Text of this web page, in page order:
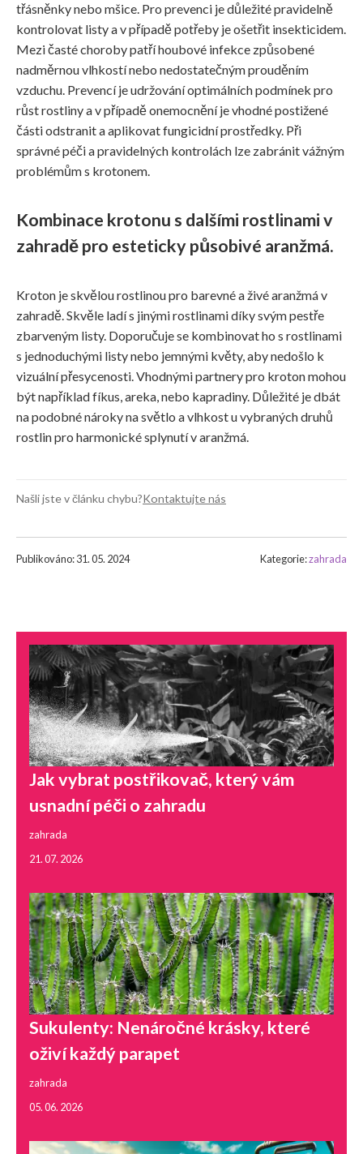
třásněnky nebo mšice. Pro prevenci je důležité pravidelně
kontrolovat listy a v případě potřeby je ošetřit insekticidem.
Mezi časté choroby patří houbové infekce způsobené
nadměrnou vlhkostí nebo nedostatečným prouděním
vzduchu. Prevencí je udržování optimálních podmínek pro
růst rostliny a v případě onemocnění je vhodné postižené
části odstranit a aplikovat fungicidní prostředky. Při
správné péči a pravidelných kontrolách lze zabránit vážným
problémům s krotonem.
Kombinace krotonu s dalšími rostlinami v
zahradě pro esteticky působivé aranžmá.
Kroton je skvělou rostlinou pro barevné a živé aranžmá v
zahradě. Skvěle ladí s jinými rostlinami díky svým pestře
zbarveným listy. Doporučuje se kombinovat ho s rostlinami
s jednoduchými listy nebo jemnými květy, aby nedošlo k
vizuální přesycenosti. Vhodnými partnery pro kroton mohou
být například fíkus, areka, nebo kapradiny. Důležité je dbát
na podobné nároky na světlo a vlhkost u vybraných druhů
rostlin pro harmonické splynutí v aranžmá.
Našli jste v článku chybu?Kontaktujte nás
Publikováno: 31. 05. 2024 Kategorie:zahrada
Jak vybrat postřikovač, který vám
usnadní péči o zahradu
zahrada
21. 07. 2026
Sukulenty: Nenáročné krásky, které
oživí každý parapet
zahrada
05. 06. 2026